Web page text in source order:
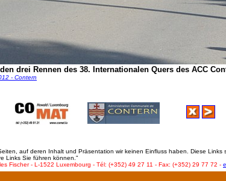
drei Rennen des 38. Internationalen Quers des ACC
- Contern
auf deren Inhalt und Präsentation wir keinen Einfluss haben. Diese
Links Sie führen können."
Fischer - L-1522 Luxembourg - Tél: (+352) 49 27 11 - Fax: (+352) 29 77 72 -